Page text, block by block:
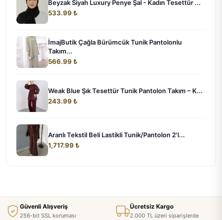
Beyzak Siyah Luxury Penye Şal - Kadın Tesettür ...
533.99 ₺
İmajButik Çağla Bürümcük Tunik Pantolonlu
Takım...
566.99 ₺
Weak Blue Şık Tesettür Tunik Pantolon Takım – K...
243.99 ₺
Aranlı Tekstil Beli Lastikli Tunik/Pantolon 2'l...
1,717.99 ₺
Güvenli Alışveriş
256-bit SSL koruması
Ücretsiz Kargo
2.000 TL üzeri siparişlerde